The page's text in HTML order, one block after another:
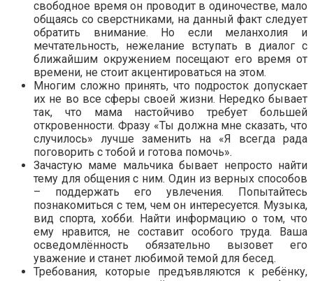
свободное время он проводит в одиночестве, мало
общаясь со сверстниками, на данный факт следует
обратить внимание. Но если меланхолия и
мечтательность, нежелание вступать в диалог с
ближайшим окружением посещают его время от
времени, не стоит акцентироваться на этом.
Многим сложно принять, что подросток допускает
их не во все сферы своей жизни. Нередко бывает
так, что мама настойчиво требует большей
откровенности. Фразу «Ты должна мне сказать, что
случилось» лучше заменить на «Я всегда рада
поговорить с тобой и готова помочь».
Зачастую маме мальчика бывает непросто найти
тему для общения с ним. Один из верных способов
– поддержать его увлечения. Попытайтесь
познакомиться с тем, чем он интересуется. Музыка,
вид спорта, хобби. Найти информацию о том, что
ему нравится, не составит особого труда. Ваша
осведомлённость обязательно вызовет его
уважение и станет любимой темой для бесед.
Требования, которые предъявляются к ребёнку,